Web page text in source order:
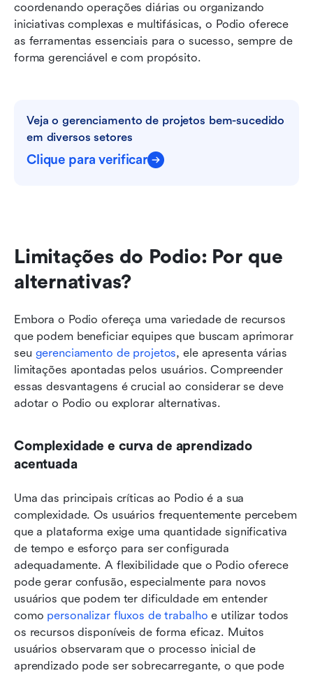
coordenando operações diárias ou organizando
iniciativas complexas e multifásicas, o Podio oferece
as ferramentas essenciais para o sucesso, sempre de
forma gerenciável e com propósito.
Veja o gerenciamento de projetos bem-sucedido
em diversos setores
Clique para verificar
Limitações do Podio: Por que
alternativas?
Embora o Podio ofereça uma variedade de recursos
que podem beneficiar equipes que buscam aprimorar
seu gerenciamento de projetos, ele apresenta várias
limitações apontadas pelos usuários. Compreender
essas desvantagens é crucial ao considerar se deve
adotar o Podio ou explorar alternativas.
Complexidade e curva de aprendizado
acentuada
Uma das principais críticas ao Podio é a sua
complexidade. Os usuários frequentemente percebem
que a plataforma exige uma quantidade significativa
de tempo e esforço para ser configurada
adequadamente. A flexibilidade que o Podio oferece
pode gerar confusão, especialmente para novos
usuários que podem ter dificuldade em entender
como personalizar fluxos de trabalho e utilizar todos
os recursos disponíveis de forma eficaz. Muitos
usuários observaram que o processo inicial de
aprendizado pode ser sobrecarregante, o que pode